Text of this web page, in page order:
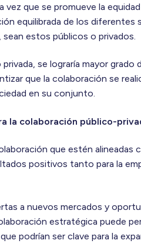
que se promueve la equidad
equilibrada de los diferentes
estos públicos o privados.
se lograría mayor grado
que la colaboración se
en su conjunto.
la colaboración público-
que estén alineadas
positivos tanto para la
a nuevos mercados y
estratégica puede
podrían ser clave para la